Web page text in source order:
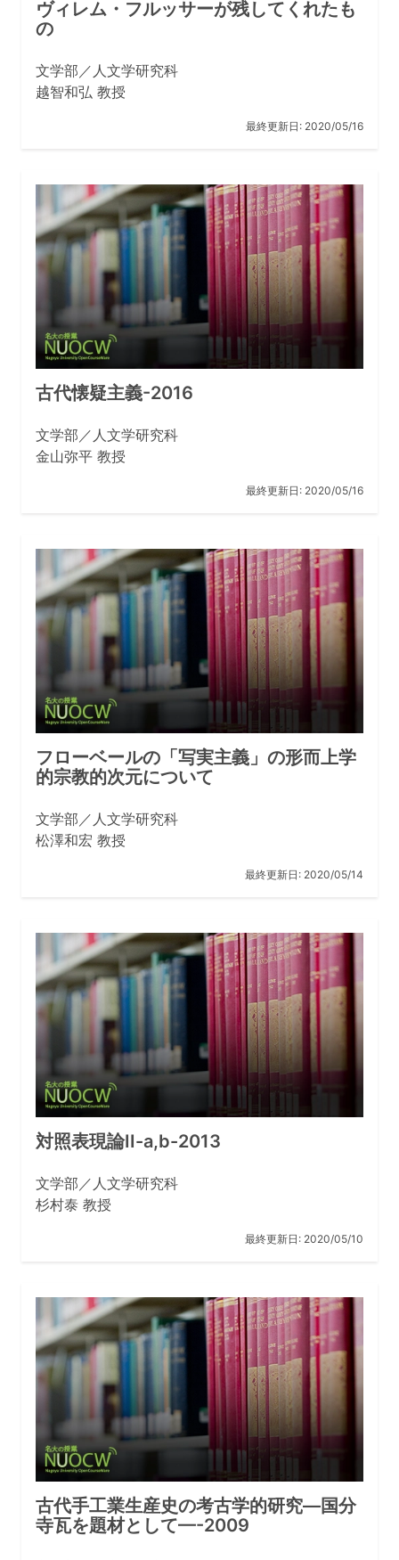
ヴィレム・フルッサーが残してくれたも
の
文学部／人文学研究科
越智和弘 教授
最終更新日: 2020/05/16
古代懐疑主義-2016
文学部／人文学研究科
金山弥平 教授
最終更新日: 2020/05/16
フローベールの「写実主義」の形而上学
的宗教的次元について
文学部／人文学研究科
松澤和宏 教授
最終更新日: 2020/05/14
対照表現論II-a,b-2013
文学部／人文学研究科
杉村泰 教授
最終更新日: 2020/05/10
古代手工業生産史の考古学的研究—国分
寺瓦を題材として—-2009